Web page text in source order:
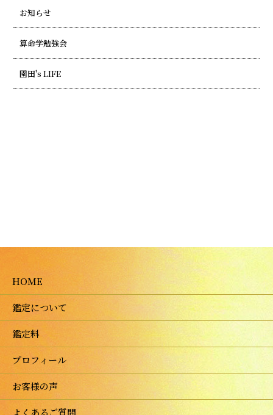
お知らせ
算命学勉強会
園田's LIFE
HOME
鑑定について
鑑定料
プロフィール
お客様の声
よくあるご質問